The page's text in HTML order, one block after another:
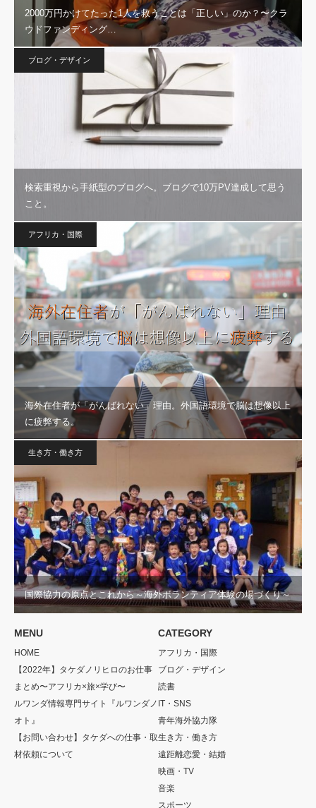
2000万円かけてたった1人を救うことは「正しい」のか？〜クラ
ウドファンディング…
ブログ・デザイン
検索重視から手紙型のブログへ。ブログで10万PV達成して思う
こと。
アフリカ・国際
海外在住者が「がんばれない」理由。外国語環境で脳は想像以上
に疲弊する。
生き方・働き方
国際協力の原点とこれから～海外ボランティア体験の場づくり～
MENU
HOME
【2022年】タケダノリヒロのお仕事
まとめ〜アフリカ×旅×学び〜
ルワンダ情報専門サイト『ルワンダノ
オト』
【お問い合わせ】タケダへの仕事・取
材依頼について
CATEGORY
アフリカ・国際
ブログ・デザイン
読書
IT・SNS
青年海外協力隊
生き方・働き方
遠距離恋愛・結婚
映画・TV
音楽
スポーツ